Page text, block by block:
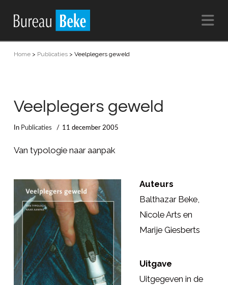
Home> Publicaties> Veelplegers geweld
Veelplegers geweld
In Publicaties 11 december 2005
Van typologie naar aanpak
Auteurs
Balthazar Beke,
Nicole Arts en
Marije Giesberts
Uitgave
Uitgegeven in de